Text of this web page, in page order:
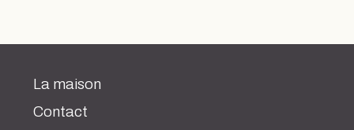
La maison
Contact